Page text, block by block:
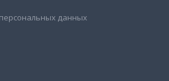
данных